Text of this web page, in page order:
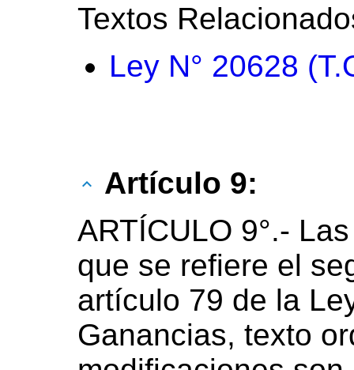
Textos
Ley N° 20628
Artículo 9:
ARTÍCULO 9°.-
que se refiere el
artículo 79 de la
Ganancias, texto